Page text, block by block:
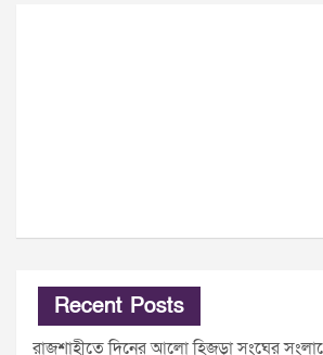
Recent Posts
রাজশাহীতে দিনের আলো হিজড়া সংঘের